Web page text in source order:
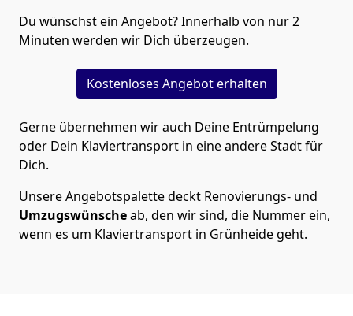
Du wünschst ein Angebot? Innerhalb von nur 2
Minuten werden wir Dich überzeugen.
Kostenloses Angebot erhalten
Gerne übernehmen wir auch Deine Entrümpelung
oder Dein Klaviertransport in eine andere Stadt für
Dich.
Unsere Angebotspalette deckt Renovierungs- und
Umzugswünscheab, den wir sind, die Nummer ein,
wenn es um Klaviertransport in Grünheide geht.